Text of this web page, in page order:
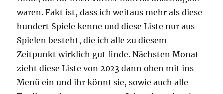
waren. Fakt ist, dass ich weitaus mehr als diese
hundert Spiele kenne und diese Liste nur aus
Spielen besteht, die ich alle zu diesem
Zeitpunkt wirklich gut finde. Nächsten Monat
zieht diese Liste von 2023 dann oben mit ins
Menü ein und ihr könnt sie, sowie auch alle